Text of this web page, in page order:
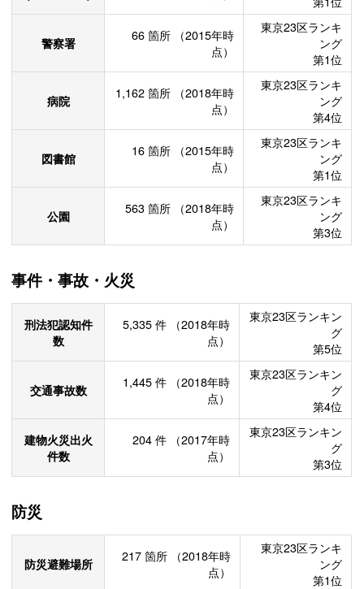
警察署 66 箇所
（2015年時
点）
東京23区ランキ
ング
第1位
病院 1,162 箇所
（2018年時
点）
東京23区ランキ
ング
第4位
図書館 16 箇所
（2015年時
点）
東京23区ランキ
ング
第1位
公園 563 箇所
（2018年時
点）
東京23区ランキ
ング
第3位
事件・事故・火災
刑法犯認知件
数
5,335 件
（2018年時
点）
東京23区ランキン
グ
第5位
交通事故数 1,445 件
（2018年時
点）
東京23区ランキン
グ
第4位
建物火災出火
件数
204 件
（2017年時
点）
東京23区ランキン
グ
第3位
防災
防災避難場所 217 箇所
（2018年時
点）
東京23区ランキ
ング
第1位